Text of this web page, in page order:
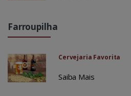
Farroupilha
Cervejaria Favorita
Saiba Mais